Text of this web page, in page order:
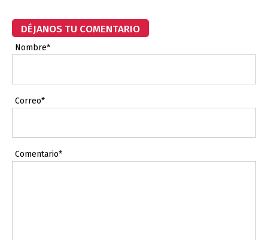
DÉJANOS TU COMENTARIO
Nombre*
Correo*
Comentario*